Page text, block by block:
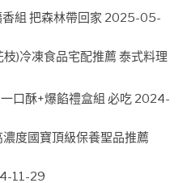
組 把森林帶回家 2025-05-
)冷凍食品宅配推薦 泰式料理
口酥+爆餡禮盒組 必吃 2024-
度國寶頂級保養聖品推薦
11-29